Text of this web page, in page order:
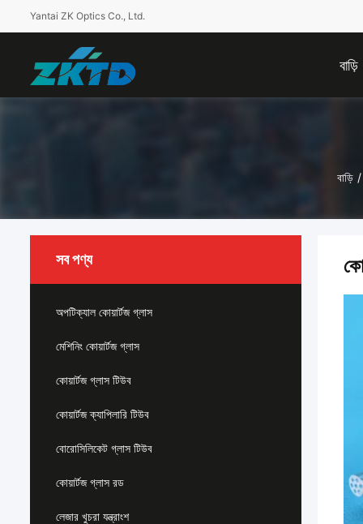
Yantai ZK Optics Co., Ltd.
বাড়ি
বাড়ি /
সব পণ্য
অপটিক্যাল কোয়ার্টজ গ্লাস
মেশিনিং কোয়ার্টজ গ্লাস
কোয়ার্টজ গ্লাস টিউব
কোয়ার্টজ ক্যাপিলারি টিউব
বোরোসিলিকেট গ্লাস টিউব
কোয়ার্টজ গ্লাস রড
লেজার খুচরা যন্ত্রাংশ